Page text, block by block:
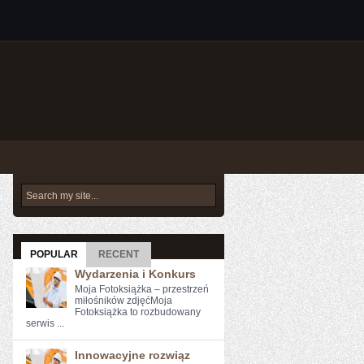
POPULAR RECENT
Wydarzenia i Konkurs
Moja Fotoksiążka – przestrzeń
miłośników zdjęćMoja
Fotoksiążka to rozbudowany
serwis ...
Innowacyjne rozwiąz